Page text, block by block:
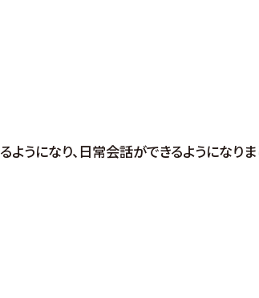
うになり、日常会話ができるようになりま